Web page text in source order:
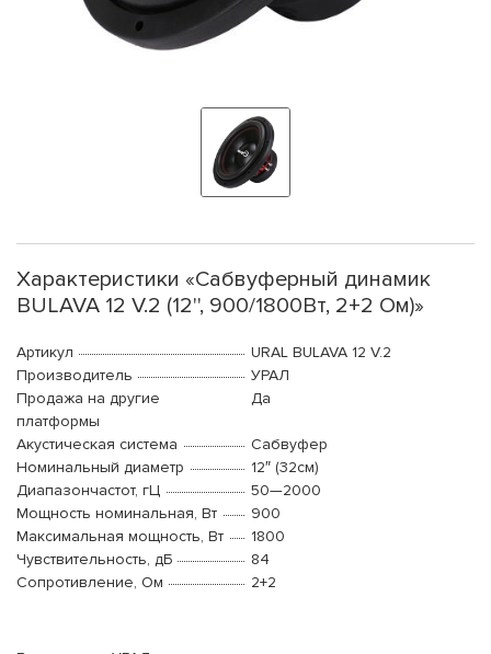
Характеристики «Сабвуферный динамик
BULAVA 12 V.2 (12'', 900/1800Вт, 2+2 Ом)»
Артикул
URAL BULAVA 12 V.2
Производитель
УРАЛ
Продажа на другие
платформы
Да
Акустическая система
Сабвуфер
Номинальный диаметр
12″ (32см)
Диапазончастот, гЦ
50—2000
Мощность номинальная, Вт
900
Максимальная мощность, Вт
1800
Чувствительность, дБ
84
Сопротивление, Ом
2+2